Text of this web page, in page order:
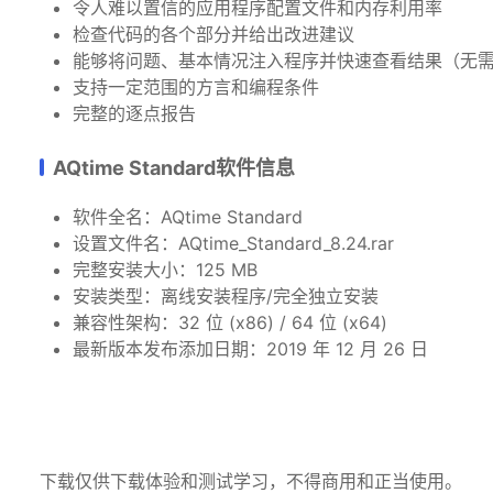
令人难以置信的应用程序配置文件和内存利用率
检查代码的各个部分并给出改进建议
能够将问题、基本情况注入程序并快速查看结果（无需
支持一定范围的方言和编程条件
完整的逐点报告
AQtime Standard软件信息
软件全名：AQtime Standard
设置文件名：AQtime_Standard_8.24.rar
完整安装大小：125 MB
安装类型：离线安装程序/完全独立安装
兼容性架构：32 位 (x86) / 64 位 (x64)
最新版本发布添加日期：2019 年 12 月 26 日
下载仅供下载体验和测试学习，不得商用和正当使用。